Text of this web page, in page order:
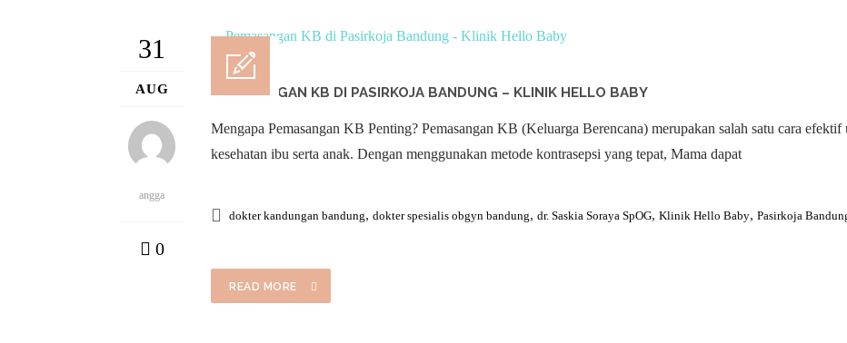
31
AUG
angga
0
PEMASANGAN KB DI PASIRKOJA BANDUNG – KLINIK HELLO BABY
Mengapa Pemasangan KB Penting? Pemasangan KB (Keluarga Berencana) merupakan salah satu cara
kesehatan ibu serta anak. Dengan menggunakan metode kontrasepsi yang tepat, Mama dapat
dokter kandungan bandung, dokter spesialis obgyn bandung, dr. Saskia Soraya SpOG, Klinik Hello Baby, Pasirkoja
READ MORE